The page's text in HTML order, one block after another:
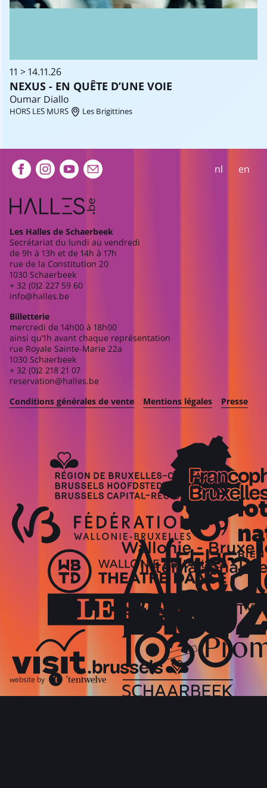
11 > 14.11.26
NEXUS - EN QUÊTE D’UNE VOIE
Oumar Diallo
HORS LES MURS Les Brigittines
Extra navigation nl en
Les Halles de Schaerbeek
Secrétariat du lundi au vendredi
de 9h à 13h et de 14h à 17h
rue de la Constitution 20
1030 Schaerbeek
+ 32 (0)2 227 59 60
info@halles.be
Billetterie
mercredi de 14h00 à 18h00
ainsi qu’1h avant chaque représentation
rue Royale Sainte-Marie 22a
1030 Schaerbeek
+ 32 (0)2 218 21 07
reservation@halles.be
Conditions générales de vente
Mentions légales Presse
website by